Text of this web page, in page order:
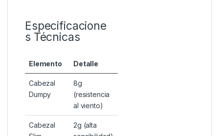
Especificacione
s Técnicas
Elemento Detalle
Cabezal
Dumpy
8g
(resistencia
al viento)
Cabezal
2g (alta